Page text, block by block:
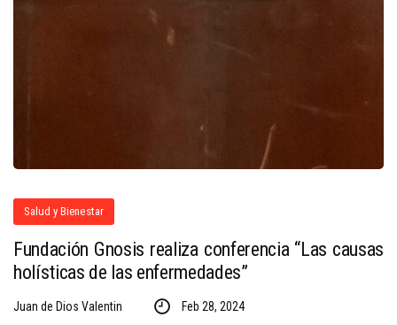
Salud y Bienestar
Fundación Gnosis realiza conferencia “Las causas
holísticas de las enfermedades”
Juan de Dios Valentin Feb 28, 2024